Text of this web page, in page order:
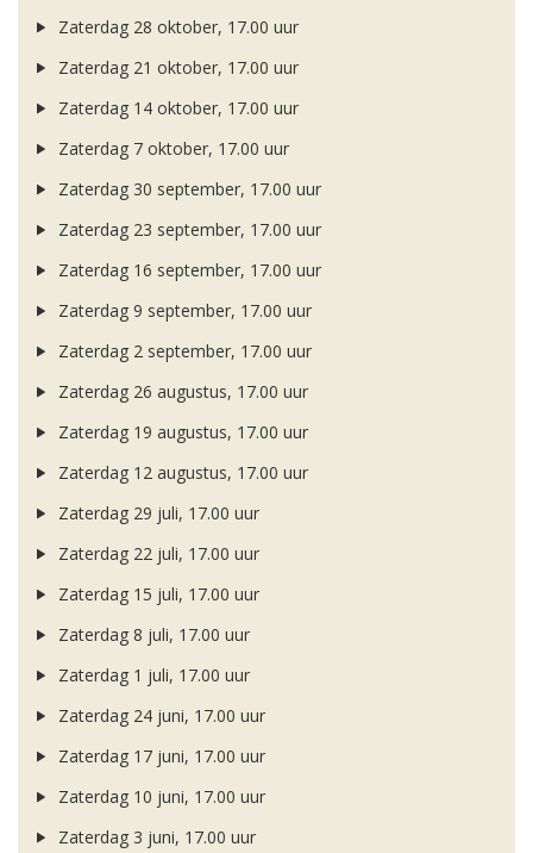
Zaterdag 28 oktober, 17.00 uur
Zaterdag 21 oktober, 17.00 uur
Zaterdag 14 oktober, 17.00 uur
Zaterdag 7 oktober, 17.00 uur
Zaterdag 30 september, 17.00 uur
Zaterdag 23 september, 17.00 uur
Zaterdag 16 september, 17.00 uur
Zaterdag 9 september, 17.00 uur
Zaterdag 2 september, 17.00 uur
Zaterdag 26 augustus, 17.00 uur
Zaterdag 19 augustus, 17.00 uur
Zaterdag 12 augustus, 17.00 uur
Zaterdag 29 juli, 17.00 uur
Zaterdag 22 juli, 17.00 uur
Zaterdag 15 juli, 17.00 uur
Zaterdag 8 juli, 17.00 uur
Zaterdag 1 juli, 17.00 uur
Zaterdag 24 juni, 17.00 uur
Zaterdag 17 juni, 17.00 uur
Zaterdag 10 juni, 17.00 uur
Zaterdag 3 juni, 17.00 uur